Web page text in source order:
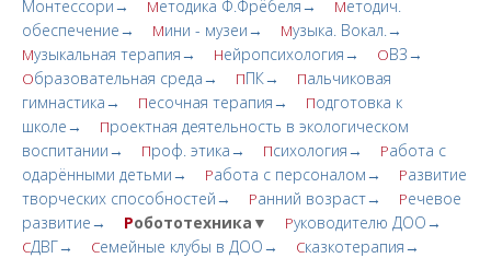
Монтессори→ Методика Ф.Фрёбеля→ Методич.
обеспечение→
Мини - музеи→ Музыка. Вокал.→
Музыкальная терапия→ Нейропсихология→ ОВЗ→
Образовательная среда→ ППК→ Пальчиковая
гимнастика→
Песочная терапия→ Подготовка к
школе→
Проектная деятельность в экологическом
воспитании→
Проф. этика→ Психология→ Работа с
одарёнными детьми→
Работа с персоналом→ Развитие
творческих cпoсобностей→
Ранний возраст→ Речевое
развитие→
Робототехника▼ Руководителю ДОО→
СДВГ→ Семейные клубы в ДОО→ Сказкотерапия→